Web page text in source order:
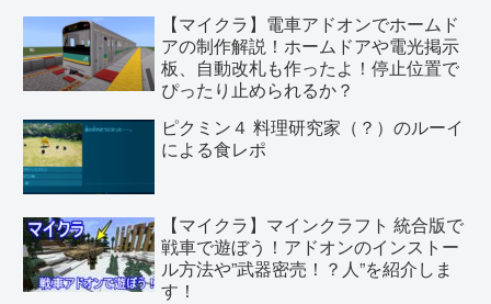
【マイクラ】電車アドオンでホームド
アの制作解説！ホームドアや電光掲示
板、自動改札も作ったよ！停止位置で
ぴったり止められるか？
ピクミン４ 料理研究家（？）のルーイ
による食レポ
【マイクラ】マインクラフト 統合版で
戦車で遊ぼう！アドオンのインストー
ル方法や”武器密売！？人”を紹介しま
す！